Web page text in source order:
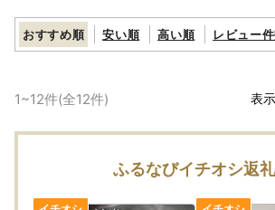
武雄市は令和7年9月26日付総務大臣通知
対象となる地方団体の指定について（通
7第2項の規定に基づき、ふるさと納税の
として指定されました。
指定対象期間は、令和7年10月1日から令
です。
【寄附金受領証明書、ワンストップ特例
おすすめ順 安い順 高い順 レビュー
1~12件(全12件) 表
ふるなびイチオシ返